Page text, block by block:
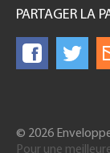
PARTAGER LA
© 2026
Pour une